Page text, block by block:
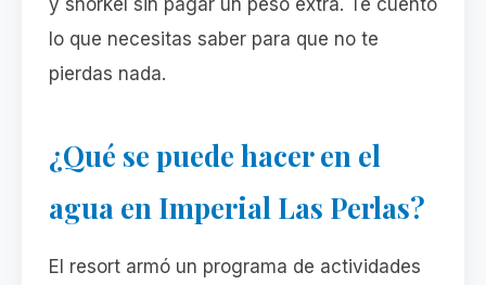
y snorkel sin pagar un peso extra. Te cuento
lo que necesitas saber para que no te
pierdas nada.
¿Qué se puede hacer en el
agua en Imperial Las Perlas?
El resort armó un programa de actividades